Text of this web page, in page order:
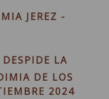
JEREZ -
DESPIDE LA
DE LOS
2024